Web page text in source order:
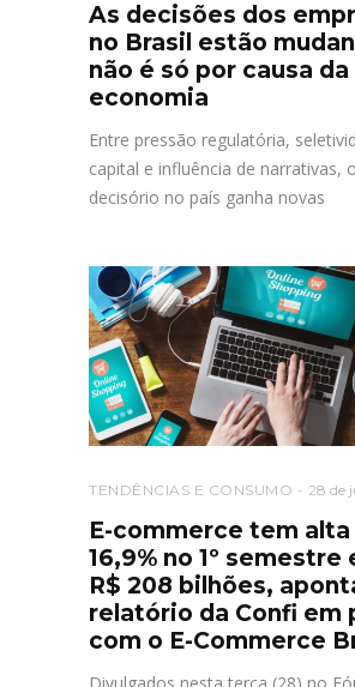
As decisões dos
no Brasil estão
não é só por causa da
economia
Entre pressão regulatória,
capital e influência de narrativas,
decisório no país ganha novas
TENDÊNCIAS E CONSUMO 28 de
E-commerce tem alta
16,9% no 1º semestre
R$ 208 bilhões,
relatório da Confi em
com o E-Commerce
Divulgados nesta terça (28) no